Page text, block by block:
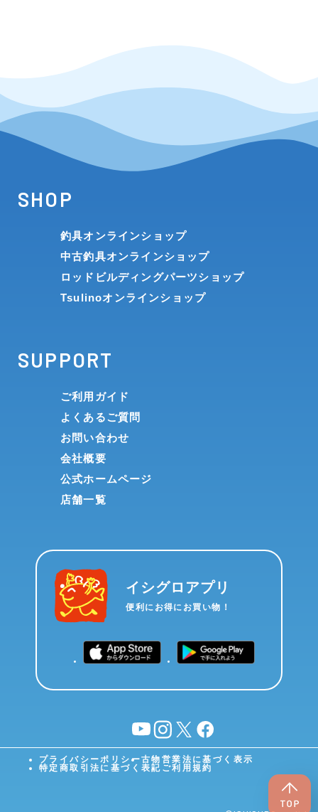
SHOP
釣具オンラインショップ
中古釣具オンラインショップ
ロッドビルディングパーツショップ
Tsulinoオンラインショップ
SUPPORT
ご利用ガイド
よくあるご質問
お問い合わせ
会社概要
公式ホームページ
店舗一覧
イシグロアプリ
便利にお得にお買い物！
YouTubeinstagram
X facebook
プライバシーポリシー古物営業法に基づく表示
特定商取引法に基づく表記 ご利用規約